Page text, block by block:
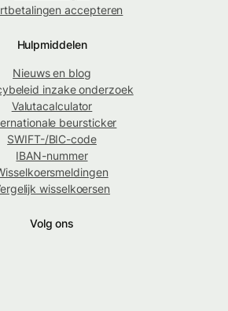
accepteren
Hulpmiddelen
Nieuws en blog
inzake onderzoek
Valutacalculator
beursticker
SWIFT-/BIC-code
IBAN-nummer
wisselkoersen
Volg ons